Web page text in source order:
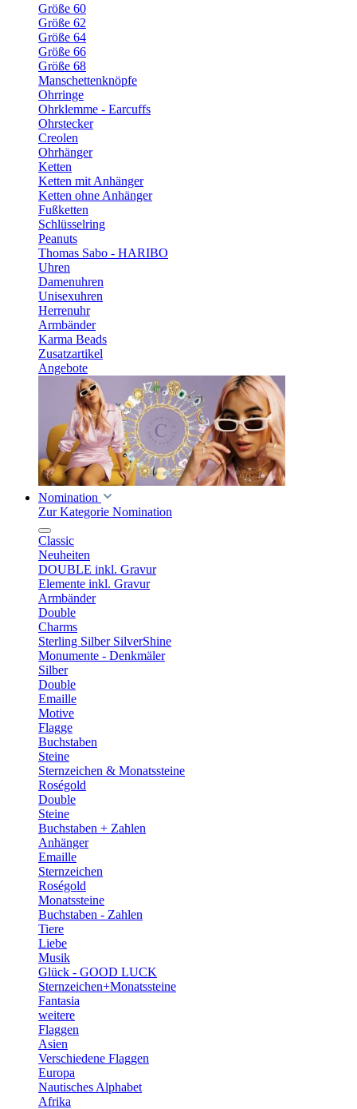
Größe 60
Größe 62
Größe 64
Größe 66
Größe 68
Manschettenknöpfe
Ohrringe
Ohrklemme - Earcuffs
Ohrstecker
Creolen
Ohrhänger
Ketten
Ketten mit Anhänger
Ketten ohne Anhänger
Fußketten
Schlüsselring
Peanuts
Thomas Sabo - HARIBO
Uhren
Damenuhren
Unisexuhren
Herrenuhr
Armbänder
Karma Beads
Zusatzartikel
Angebote
Nomination
Zur Kategorie Nomination
Classic
Neuheiten
DOUBLE inkl. Gravur
Elemente inkl. Gravur
Armbänder
Double
Charms
Sterling Silber SilverShine
Monumente - Denkmäler
Silber
Double
Emaille
Motive
Flagge
Buchstaben
Steine
Sternzeichen & Monatssteine
Roségold
Double
Steine
Buchstaben + Zahlen
Anhänger
Emaille
Sternzeichen
Roségold
Monatssteine
Buchstaben - Zahlen
Tiere
Liebe
Musik
Glück - GOOD LUCK
Sternzeichen+Monatssteine
Fantasia
weitere
Flaggen
Asien
Verschiedene Flaggen
Europa
Nautisches Alphabet
Afrika